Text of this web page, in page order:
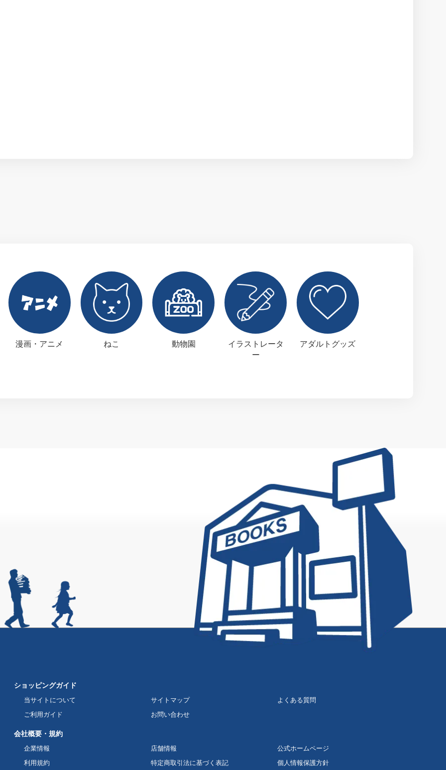
漫画・アニメ ねこ 動物園
イラストレータ
ー
アダルトグッズ
ショッピングガイド
当サイトについて サイトマップ
よくある質問
ご利用ガイド
お問い合わせ
会社概要・規約
企業情報 店舗情報
公式ホームページ
利用規約
特定商取引法に基づく表記 個人情報保護方針